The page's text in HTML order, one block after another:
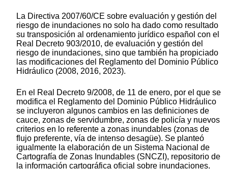
La Directiva 2007/60/CE sobre evaluación y gestión del
riesgo de inundaciones no solo ha dado como resultado
su transposición al ordenamiento jurídico español con el
Real Decreto 903/2010, de evaluación y gestión del
riesgo de inundaciones, sino que también ha propiciado
las modificaciones del Reglamento del Dominio Público
Hidráulico (2008, 2016, 2023).
En el Real Decreto 9/2008, de 11 de enero, por el que se
modifica el Reglamento del Dominio Público Hidráulico
se incluyeron algunos cambios en las definiciones de
cauce, zonas de servidumbre, zonas de policía y nuevos
criterios en lo referente a zonas inundables (zonas de
flujo preferente, vía de intenso desagüe). Se planteó
igualmente la elaboración de un Sistema Nacional de
Cartografía de Zonas Inundables (SNCZI), repositorio de
la información cartográfica oficial sobre inundaciones.